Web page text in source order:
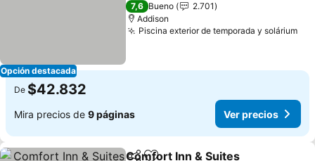
Opción destacada
7,6 Bueno
2.701
Addison
Piscina exterior de temporada y solárium
De $42.832
Mira precios de 9 páginas Ver precios
Comfort Inn & Suites